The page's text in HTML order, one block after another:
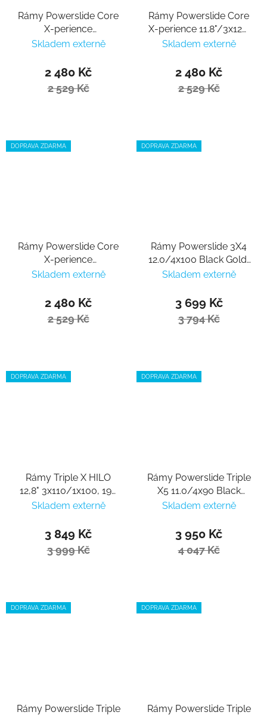
Rámy Powerslide Core
X-perience
12.8"/3x110/1x100/195
Skladem externě
2 480 Kč
2 529 Kč
Rámy Powerslide Core
X-perience 11.8"/3x125,
195/165
Skladem externě
2 480 Kč
2 529 Kč
DOPRAVA ZDARMA
Rámy Powerslide Core
X-perience
12.8"/3x125,195
Skladem externě
2 480 Kč
2 529 Kč
DOPRAVA ZDARMA
Rámy Powerslide 3X4
12.0/4x100 Black Gold,
195
Skladem externě
3 699 Kč
3 794 Kč
DOPRAVA ZDARMA
Rámy Triple X HILO
12,8" 3x110/1x100, 195
black/silver
Skladem externě
3 849 Kč
3 999 Kč
DOPRAVA ZDARMA
Rámy Powerslide Triple
X5 11.0/4x90 Black
Blue, 195
Skladem externě
3 950 Kč
4 047 Kč
DOPRAVA ZDARMA
Rámy Powerslide Triple
DOPRAVA ZDARMA
Rámy Powerslide Triple